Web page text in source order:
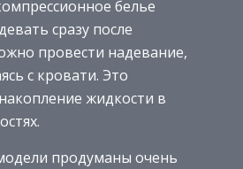
белье
сразу после
провести надевание,
с кровати. Это
жидкости в
продуманы очень